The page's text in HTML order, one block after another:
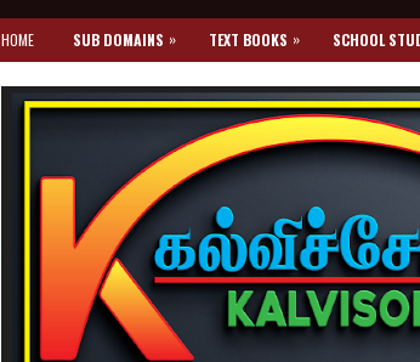
HOME SUB DOMAINS » TEXT BOOKS » SCHOOL